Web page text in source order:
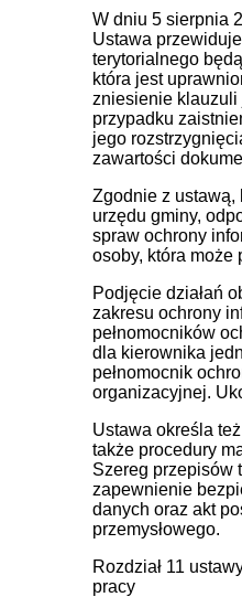
W dniu 5 sierpnia
Ustawa
terytorialnego
która jest
zniesienie klauzuli
przypadku
jego
zawartości
Zgodnie z ustawą,
urzędu gminy,
spraw ochrony
osoby, która może
Podjęcie działań
zakresu ochrony
pełnomocników
dla kierownika
pełnomocnik
organizacyjnej.
Ustawa określa
także procedury
Szereg przepisów
zapewnienie
danych oraz akt
przemysłowego.
Rozdział 11
pracy